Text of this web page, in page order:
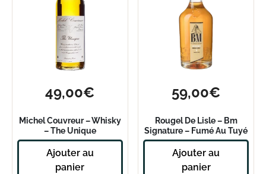
49,00€
Michel Couvreur – Whisky
– The Unique
Ajouter au
panier
59,00€
Rougel De Lisle – Bm
Signature – Fumé Au Tuyé
Ajouter au
panier